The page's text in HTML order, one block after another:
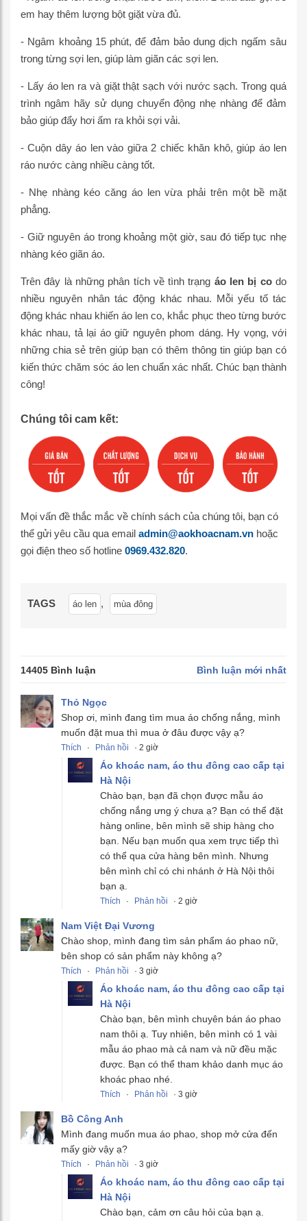
em hay thêm lượng bột giặt vừa đủ.
- Ngâm khoảng 15 phút, để đảm bảo dung dịch ngấm sâu
trong từng sợi len, giúp làm giãn các sợi len.
- Lấy áo len ra và giặt thật sạch với nước sạch. Trong quá
trình ngâm hãy sử dụng chuyển động nhẹ nhàng để đảm
bảo giúp đẩy hơi ấm ra khỏi sợi vải.
- Cuộn dây áo len vào giữa 2 chiếc khăn khô, giúp áo len
ráo nước càng nhiều càng tốt.
- Nhẹ nhàng kéo căng áo len vừa phải trên một bề mặt
phẳng.
- Giữ nguyên áo trong khoảng một giờ, sau đó tiếp tục nhẹ
nhàng kéo giãn áo.
Trên đây là những phân tích về tình trạng áo len bị codo
nhiều nguyên nhân tác động khác nhau. Mỗi yếu tố tác
động khác nhau khiến áo len co, khắc phục theo từng bước
khác nhau, tả lại áo giữ nguyên phom dáng. Hy vọng, với
những chia sẻ trên giúp bạn có thêm thông tin giúp bạn có
kiến thức chăm sóc áo len chuẩn xác nhất. Chúc bạn thành
công!
Chúng tôi cam kết:
Mọi vấn đề thắc mắc về chính sách của chúng tôi, bạn có
thể gửi yêu cầu qua email admin@aokhoacnam.vn hoặc
gọi điện theo số hotline 0969.432.820.
TAGS áo len , mùa đông
14405 Bình luận Bình luận mới nhất
Thỏ Ngọc
Shop ơi, mình đang tìm mua áo chống nắng, mình
muốn đặt mua thì mua ở đâu được vậy ạ?
Thích · Phản hồi · 2 giờ
Áo khoác nam, áo thu đông cao cấp tại
Hà Nội
Chào bạn, bạn đã chọn được mẫu áo
chống nắng ưng ý chưa ạ? Bạn có thể đặt
hàng online, bên mình sẽ ship hàng cho
bạn. Nếu bạn muốn qua xem trực tiếp thì
có thể qua cửa hàng bên mình. Nhưng
bên mình chỉ có chi nhánh ở Hà Nội thôi
bạn ạ.
Thích · Phản hồi · 2 giờ
Nam Việt Đại Vương
Chào shop, mình đang tìm sản phẩm áo phao nữ,
bên shop có sản phẩm này không ạ?
Thích · Phản hồi · 3 giờ
Áo khoác nam, áo thu đông cao cấp tại
Hà Nội
Chào bạn, bên mình chuyên bán áo phao
nam thôi ạ. Tuy nhiên, bên mình có 1 vài
mẫu áo phao mà cả nam và nữ đều mặc
được. Bạn có thể tham khảo danh mục áo
khoác phao nhé.
Thích · Phản hồi · 3 giờ
Bồ Công Anh
Mình đang muốn mua áo phao, shop mở cửa đến
mấy giờ vậy ạ?
Thích · Phản hồi · 3 giờ
Áo khoác nam, áo thu đông cao cấp tại
Hà Nội
Chào bạn, cảm ơn câu hỏi của bạn ạ.